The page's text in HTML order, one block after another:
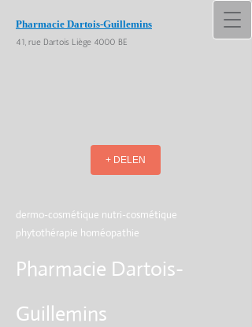
Pharmacie Dartois-Guillemins
41, rue Dartois Liège 4000 BE
+ DELEN
dermo-cosmétique nutri-cosmétique
phytothérapie homéopathie
Pharmacie Dartois-
Guillemins